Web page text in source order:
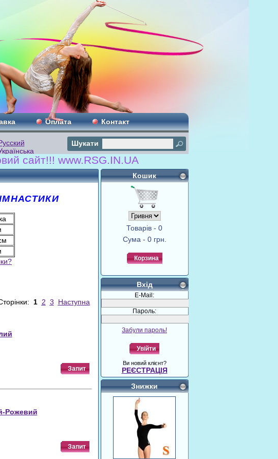
Оплата Контакт
Шукати
www.RSG.IN.UA
1 2 3 Наступна
Запит
Рожевий
Запит
Кошик
Товарів - 0
Сума - 0 грн.
Корзина
Вхід
E-Mail:
Пароль:
Забули пароль!
Увійти
Ви новий клієнт?
РЕЄСТРАЦІЯ
Знижки